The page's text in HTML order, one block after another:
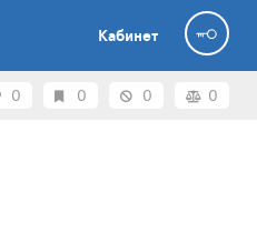
Кабинет
0 0 0 0